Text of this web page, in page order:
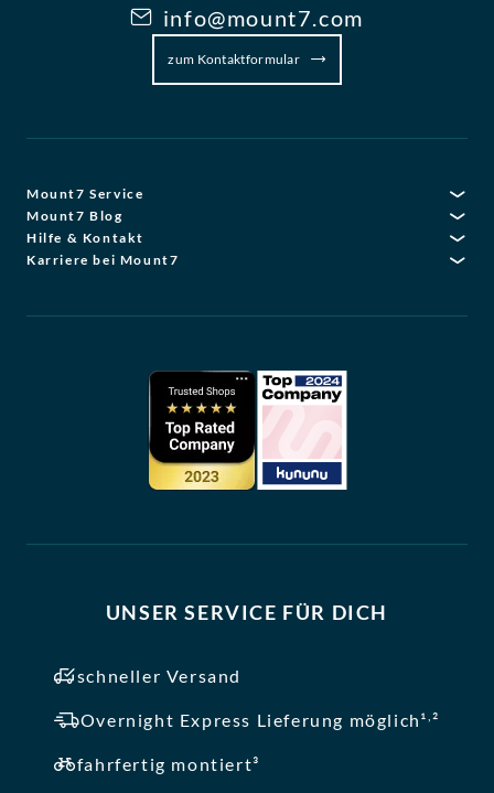
info@mount7.com
zum Kontaktformular
Mount7 Service
Mount7 Blog
Hilfe & Kontakt
Karriere bei Mount7
UNSER SERVICE FÜR DICH
schneller Versand
Overnight Express Lieferung möglich¹ ,²
fahrfertig montiert³